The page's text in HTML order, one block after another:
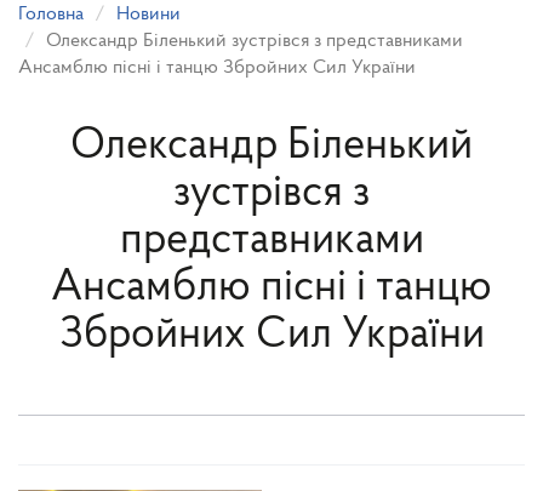
Головна
Новини
Олександр Біленький зустрівся з представниками
Ансамблю пісні і танцю Збройних Сил України
Олександр Біленький
зустрівся з
представниками
Ансамблю пісні і танцю
Збройних Сил України